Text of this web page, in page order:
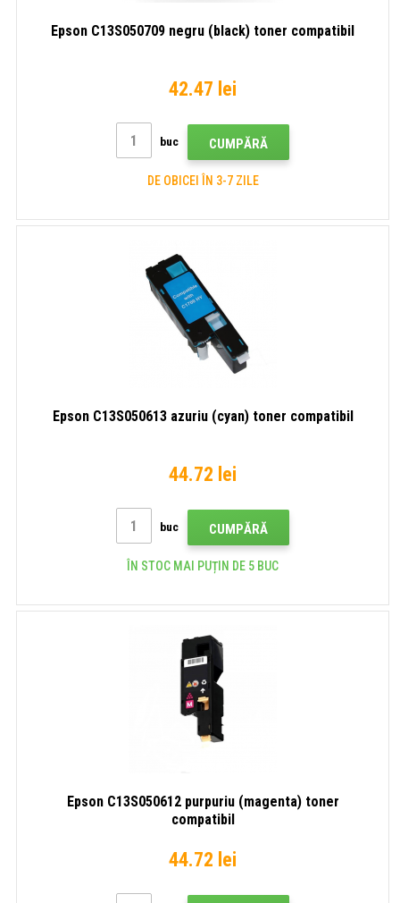
Epson C13S050709 negru (black) toner compatibil
42.47 lei
buc CUMPĂRĂ
DE OBICEI ÎN 3-7 ZILE
Epson C13S050613 azuriu (cyan) toner compatibil
44.72 lei
buc CUMPĂRĂ
ÎN STOC MAI PUȚIN DE 5 BUC
Epson C13S050612 purpuriu (magenta) toner
compatibil
44.72 lei